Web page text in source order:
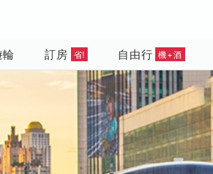
訂房 省! 自由行 機+酒